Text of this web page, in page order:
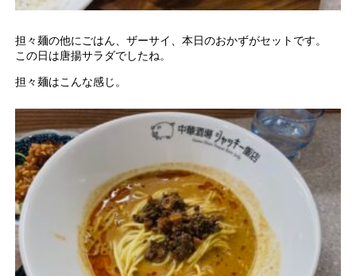
担々麺の他にごはん、ザーサイ、本日のおかずがセットです。
この日は唐揚サラダでしたね。
担々麺はこんな感じ。